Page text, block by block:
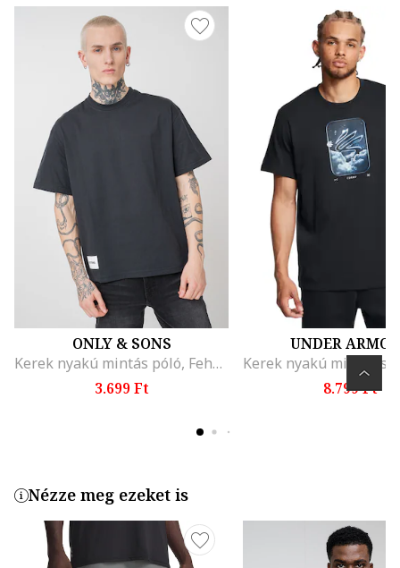
ONLY & SONS
Kerek nyakú mintás póló, Fehér/Fekete
3.699 Ft
UNDER
8.799 Ft
Nézze meg ezeket is